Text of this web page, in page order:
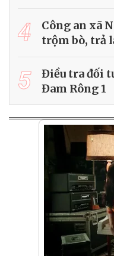
4
Công an xã
trộm bò, trả
5
Điều tra đối
Đam Rông 1